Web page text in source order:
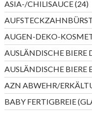
ASIA-/CHILISAUCE 2424
AUGEN-DEKO-
AUSLÄNDISCHE BIERE
AUSLÄNDISCHE BIERE
AZN ABWEHR/
BABY FERTIGBREIE